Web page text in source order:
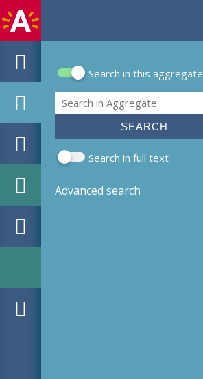
Search form
Search in this aggregate
Search
Search in full text
Advanced search